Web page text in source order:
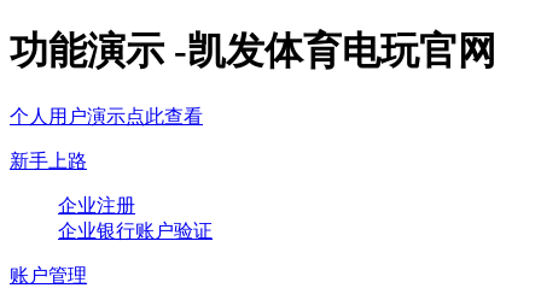
功能演示 -凯发体育电玩官网
个人用户演示点此查看
新手上路
企业注册
企业银行账户验证
账户管理